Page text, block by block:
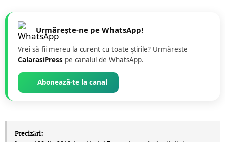
Urmărește-ne pe WhatsApp!
Vrei să fii mereu la curent cu toate știrile? Urmăreste
CalarasiPress pe canalul de WhatsApp.
Abonează-te la canal
Precizări: